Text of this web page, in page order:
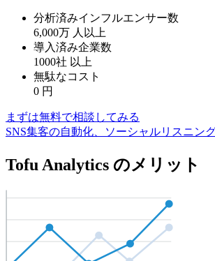
分析済みインフルエンサー数
6,000万 人以上
導入済み企業数
1000社 以上
無駄なコスト
0 円
まずは無料で相談してみる
SNS集客の自動化、ソーシャルリスニン
Tofu Analytics のメリット